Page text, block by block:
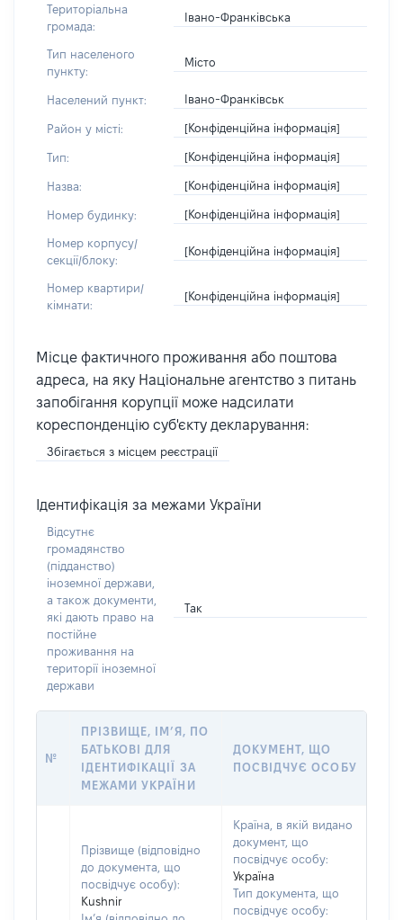
Територіальна
громада:
Івано-Франківська
Тип населеного
пункту:
Місто
Населений пункт: Івано-Франківськ
Район у місті: [Конфіденційна інформація]
Тип: [Конфіденційна інформація]
Назва: [Конфіденційна інформація]
Номер будинку: [Конфіденційна інформація]
Номер корпусу/
секції/блоку:
[Конфіденційна інформація]
Номер квартири/
кімнати:
[Конфіденційна інформація]
Місце фактичного проживання або поштова
адреса, на яку Національне агентство з питань
запобігання корупції може надсилати
кореспонденцію суб'єкту декларування:
Збігається з місцем реєстрації
Ідентифікація за межами України
Відсутнє
громадянство
(підданство)
іноземної держави,
а також документи,
які дають право на
постійне
проживання на
території іноземної
держави
Так
№
ПРІЗВИЩЕ, ІМ’Я, ПО
БАТЬКОВІ ДЛЯ
ІДЕНТИФІКАЦІЇ ЗА
МЕЖАМИ УКРАЇНИ
ДОКУМЕНТ, ЩО
ПОСВІДЧУЄ ОСОБУ
Прізвище (відповідно
до документа, що
посвідчує особу):
Kushnir
Країна, в якій видано
документ, що
посвідчує особу:
Україна
Тип документа, що
посвідчує особу: